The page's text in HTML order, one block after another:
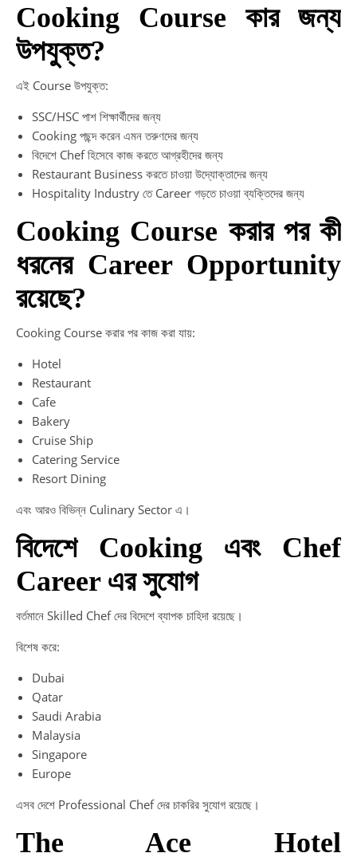
Cooking Course কার জন্য
উপযুক্ত?
এই Course উপযুক্ত:
SSC/HSC পাশ শিক্ষার্থীদের জন্য
Cooking পছন্দ করেন এমন তরুণদের জন্য
বিদেশে Chef হিসেবে কাজ করতে আগ্রহীদের জন্য
Restaurant Business করতে চাওয়া উদ্যোক্তাদের জন্য
Hospitality Industry তে Career গড়তে চাওয়া ব্যক্তিদের জন্য
Cooking Course করার পর কী
ধরনের Career Opportunity
রয়েছে?
Cooking Course করার পর কাজ করা যায়:
Hotel
Restaurant
Cafe
Bakery
Cruise Ship
Catering Service
Resort Dining
এবং আরও বিভিন্ন Culinary Sector এ।
বিদেশে Cooking এবং Chef
Career এর সুযোগ
বর্তমানে Skilled Chef দের বিদেশে ব্যাপক চাহিদা রয়েছে।
বিশেষ করে:
Dubai
Qatar
Saudi Arabia
Malaysia
Singapore
Europe
এসব দেশে Professional Chef দের চাকরির সুযোগ রয়েছে।
The Ace Hotel